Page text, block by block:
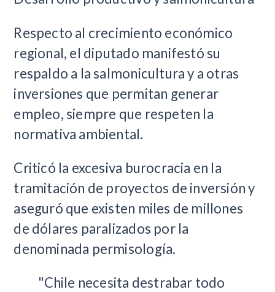
Respecto al crecimiento económico
regional, el diputado manifestó su
respaldo a la salmonicultura y a otras
inversiones que permitan generar
empleo, siempre que respeten la
normativa ambiental.
Criticó la excesiva burocracia en la
tramitación de proyectos de inversión y
aseguró que existen miles de millones
de dólares paralizados por la
denominada permisología.
"Chile necesita destrabar todo